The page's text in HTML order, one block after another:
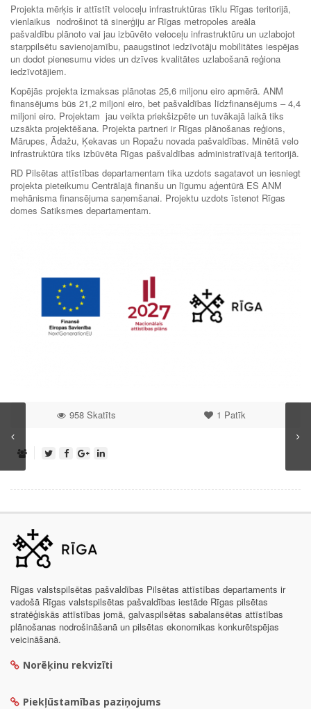
Projekta mērķis ir attīstīt veloceļu infrastruktūras tīklu Rīgas teritorijā,
vienlaikus nodrošinot tā sinerģiju ar Rīgas metropoles areāla
pašvaldību plānoto vai jau izbūvēto veloceļu infrastruktūru un uzlabojot
starppilsētu savienojamību, paaugstinot iedzīvotāju mobilitātes iespējas
un dodot pienesumu vides un dzīves kvalitātes uzlabošanā reģiona
iedzīvotājiem.
Kopējās projekta izmaksas plānotas 25,6 miljonu eiro apmērā. ANM
finansējums būs 21,2 miljoni eiro, bet pašvaldības līdzfinansējums ‒ 4,4
miljoni eiro. Projektam jau veikta priekšizpēte un tuvākajā laikā tiks
uzsākta projektēšana. Projekta partneri ir Rīgas plānošanas reģions,
Mārupes, Ādažu, Ķekavas un Ropažu novada pašvaldības. Minētā velo
infrastruktūra tiks izbūvēta Rīgas pašvaldības administratīvajā teritorijā.
RD Pilsētas attīstības departamentam tika uzdots sagatavot un iesniegt
projekta pieteikumu Centrālajā finanšu un līgumu aģentūrā ES ANM
mehānisma finansējuma saņemšanai. Projektu uzdots īstenot Rīgas
domes Satiksmes departamentam.
1 Patīk
958 Skatīts
Rīgas valstspilsētas pašvaldības Pilsētas attīstības departaments ir
vadošā Rīgas valstspilsētas pašvaldības iestāde Rīgas pilsētas
stratēģiskās attīstības jomā, galvaspilsētas sabalansētas attīstības
plānošanas nodrošināšanā un pilsētas ekonomikas konkurētspējas
veicināšanā.
Norēķinu rekvizīti
Piekļūstamības paziņojums